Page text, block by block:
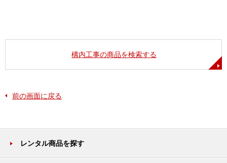
構内工事の商品を検索する
前の画面に戻る
レンタル商品を探す